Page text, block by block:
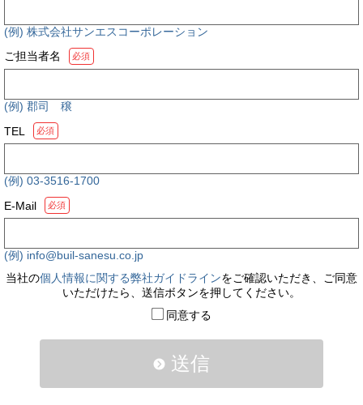
(例) 株式会社サンエスコーポレーション
ご担当者名
必須
(例) 郡司 穣
TEL
必須
(例) 03-3516-1700
E-Mail
必須
(例) info@buil-sanesu.co.jp
当社の個人情報に関する弊社ガイドラインをご確認いただき、ご同意
いただけたら、送信ボタンを押してください。
同意する
送信